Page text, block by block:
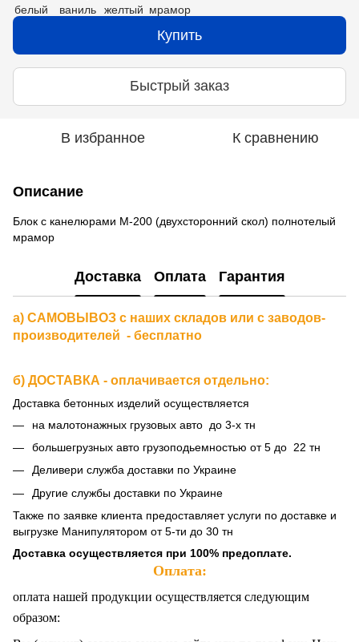
Купить
Быстрый заказ
В избранное К сравнению
Описание
Блок с канелюрами М-200 (двухсторонний скол) полнотелый
мрамор
Доставка Оплата Гарантия
а) САМОВЫВОЗ с наших складов или с заводов-
производителей - бесплатно
б) ДОСТАВКА - оплачивается отдельно:
Доставка бетонных изделий осуществляется
на малотонажных грузовых авто до 3-х тн
большегрузных авто грузоподьемностью от 5 до 22 тн
Деливери служба доставки по Украине
Другие службы доставки по Украине
Также по заявке клиента предоставляет услуги по доставке и
выгрузке Манипулятором от 5-ти до 30 тн
Доставка осуществляется при 100% предоплате.
Оплата:
оплата нашей продукции осуществляется следующим
образом: